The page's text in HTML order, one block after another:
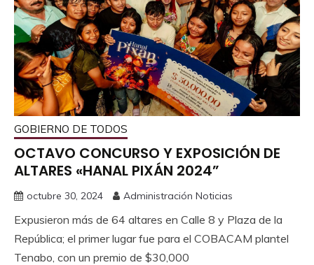
GOBIERNO DE TODOS
OCTAVO CONCURSO Y EXPOSICIÓN DE
ALTARES «HANAL PIXÁN 2024”
octubre 30, 2024 Administración Noticias
Expusieron más de 64 altares en Calle 8 y Plaza de la
República; el primer lugar fue para el COBACAM plantel
Tenabo, con un premio de $30,000